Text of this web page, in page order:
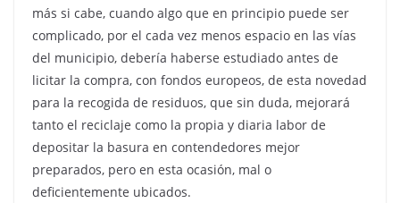
más si cabe, cuando algo que en principio puede ser
complicado, por el cada vez menos espacio en las vías
del municipio, debería haberse estudiado antes de
licitar la compra, con fondos europeos, de esta novedad
para la recogida de residuos, que sin duda, mejorará
tanto el reciclaje como la propia y diaria labor de
depositar la basura en contendedores mejor
preparados, pero en esta ocasión, mal o
deficientemente ubicados.